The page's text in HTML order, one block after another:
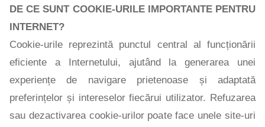
DE CE SUNT COOKIE-URILE IMPORTANTE PENTRU
INTERNET?
Cookie-urile reprezintă punctul central al funcționării
eficiente a Internetului, ajutând la generarea unei
experiențe de navigare prietenoase și adaptată
preferințelor și intereselor fiecărui utilizator. Refuzarea
sau dezactivarea cookie-urilor poate face unele site-uri